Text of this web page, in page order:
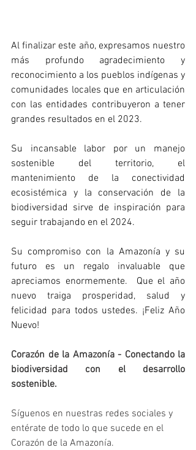
Al finalizar este año, expresamos nuestro
más profundo agradecimiento y
reconocimiento a los pueblos indígenas y
comunidades locales que en articulación
con las entidades contribuyeron a tener
grandes resultados en el 2023.
Su incansable labor por un manejo
sostenible del territorio, el
mantenimiento de la conectividad
ecosistémica y la conservación de la
biodiversidad sirve de inspiración para
seguir trabajando en el 2024.
Su compromiso con la Amazonía y su
futuro es un regalo invaluable que
apreciamos enormemente.  Que el año
nuevo traiga prosperidad, salud y
felicidad para todos ustedes. ¡Feliz Año
Nuevo!
Corazón de la Amazonía - Conectando la
biodiversidad con el desarrollo
sostenible.
Síguenos en nuestras redes sociales y
entérate de todo lo que sucede en el
Corazón de la Amazonía.